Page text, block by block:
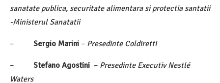
sanatate publica, securitate alimentara si protectia santatii
-Ministerul Sanatatii
– Sergio Marini – Presedinte Coldiretti
– Stefano Agostini – Presedinte Executiv Nestlé
Waters